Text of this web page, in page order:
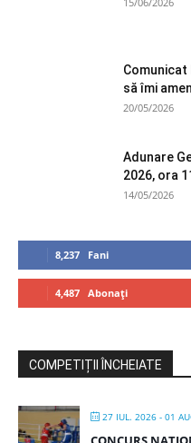
Comunicat
să îmi
20/05/2026
Adunare
2026, ora
14/05/2026
8,237 Fani
4,487 Abonați
COMPETIȚII ÎNCHEIATE
27 IUL. 2026 - 01